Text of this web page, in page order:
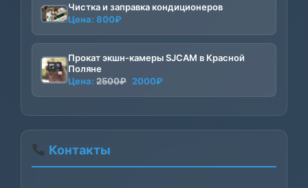
Чистка и заправка кондиционеров
Цена: 800₽
Прокат экшн-камеры SJCAM в Красной
Поляне
Цена: 2500₽ Первоначальная
2000₽
Контакты